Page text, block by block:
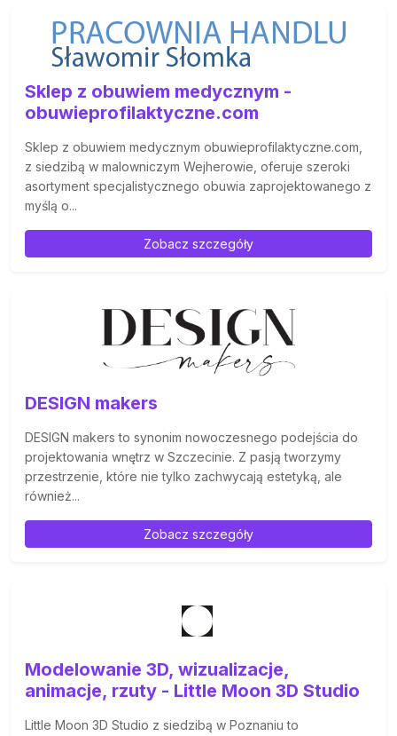
Sklep z obuwiem medycznym -
obuwieprofilaktyczne.com
Sklep z obuwiem medycznym obuwieprofilaktyczne.com,
z siedzibą w malowniczym Wejherowie, oferuje szeroki
asortyment specjalistycznego obuwia zaprojektowanego z
myślą o...
Zobacz szczegóły
DESIGN makers
DESIGN makers to synonim nowoczesnego podejścia do
projektowania wnętrz w Szczecinie. Z pasją tworzymy
przestrzenie, które nie tylko zachwycają estetyką, ale
również...
Zobacz szczegóły
Modelowanie 3D, wizualizacje,
animacje, rzuty - Little Moon 3D Studio
Little Moon 3D Studio z siedzibą w Poznaniu to